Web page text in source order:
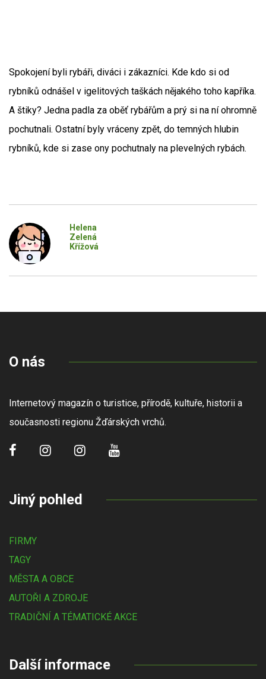
Spokojení byli rybáři, diváci i zákazníci. Kde kdo si od
rybníků odnášel v igelitových taškách nějakého toho kapříka.
A štiky? Jedna padla za oběť rybářům a prý si na ní ohromně
pochutnali. Ostatní byly vráceny zpět, do temných hlubin
rybníků, kde si zase ony pochutnaly na plevelných rybách.
Helena
Zelená
Křížová
O nás
Internetový magazín o turistice, přírodě, kultuře, historii a
současnosti regionu Žďárských vrchů.
Jiný pohled
FIRMY
TAGY
MĚSTA A OBCE
AUTOŘI A ZDROJE
TRADIČNÍ A TÉMATICKÉ AKCE
Další informace